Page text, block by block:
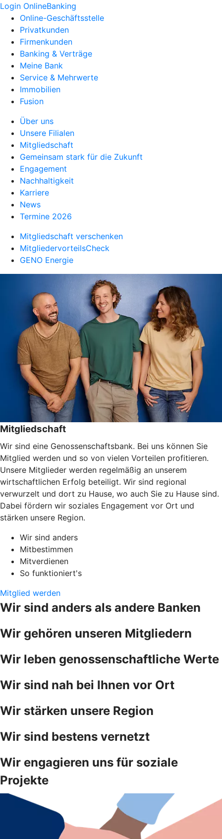
Login OnlineBanking
Online-Geschäftsstelle
Privatkunden
Firmenkunden
Banking & Verträge
Meine Bank
Service & Mehrwerte
Immobilien
Fusion
Über uns
Unsere Filialen
Mitgliedschaft
Gemeinsam stark für die Zukunft
Engagement
Nachhaltigkeit
Karriere
News
Termine 2026
Mitgliedschaft verschenken
MitgliedervorteilsCheck
GENO Energie
Mitgliedschaft
Wir sind eine Genossenschaftsbank. Bei uns können Sie
Mitglied werden und so von vielen Vorteilen profitieren.
Unsere Mitglieder werden regelmäßig an unserem
wirtschaftlichen Erfolg beteiligt. Wir sind regional
verwurzelt und dort zu Hause, wo auch Sie zu Hause sind.
Dabei fördern wir soziales Engagement vor Ort und
stärken unsere Region.
Wir sind anders
Mitbestimmen
Mitverdienen
So funktioniert's
Mitglied werden
Wir sind anders als andere Banken
Wir gehören unseren Mitgliedern
Wir leben genossenschaftliche Werte
Wir sind nah bei Ihnen vor Ort
Wir stärken unsere Region
Wir sind bestens vernetzt
Wir engagieren uns für soziale
Projekte